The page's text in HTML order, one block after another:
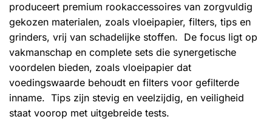
produceert premium rookaccessoires van zorgvuldig
gekozen materialen, zoals vloeipapier, filters, tips en
grinders, vrij van schadelijke stoffen. De focus ligt op
vakmanschap en complete sets die synergetische
voordelen bieden, zoals vloeipapier dat
voedingswaarde behoudt en filters voor gefilterde
inname. Tips zijn stevig en veelzijdig, en veiligheid
staat voorop met uitgebreide tests.